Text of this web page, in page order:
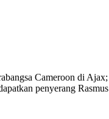
Cameroon di
penyerang